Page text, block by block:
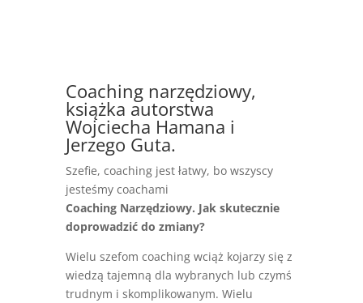
Coaching narzędziowy,
książka autorstwa
Wojciecha Hamana i
Jerzego Guta.
Szefie, coaching jest łatwy, bo wszyscy
jesteśmy coachami
Coaching Narzędziowy. Jak skutecznie
doprowadzić do zmiany?
Wielu szefom coaching wciąż kojarzy się z
wiedzą tajemną dla wybranych lub czymś
trudnym i skomplikowanym. Wielu